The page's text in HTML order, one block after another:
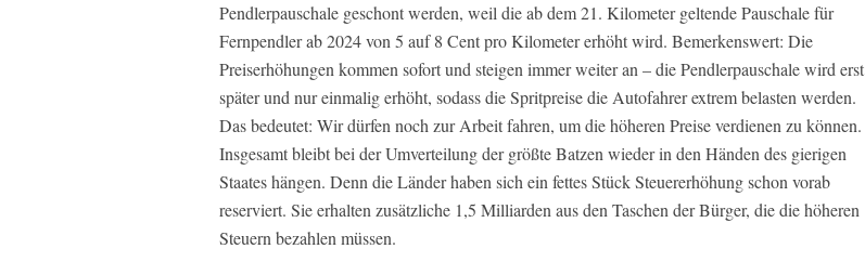
Pendlerpauschale geschont werden, weil die ab dem 21. Kilometer geltende Pauschale für
Fernpendler ab 2024 von 5 auf 8 Cent pro Kilometer erhöht wird. Bemerkenswert: Die
Preiserhöhungen kommen sofort und steigen immer weiter an – die Pendlerpauschale wird erst
später und nur einmalig erhöht, sodass die Spritpreise die Autofahrer extrem belasten werden.
Das bedeutet: Wir dürfen noch zur Arbeit fahren, um die höheren Preise verdienen zu können.
Insgesamt bleibt bei der Umverteilung der größte Batzen wieder in den Händen des gierigen
Staates hängen. Denn die Länder haben sich ein fettes Stück Steuererhöhung schon vorab
reserviert. Sie erhalten zusätzliche 1,5 Milliarden aus den Taschen der Bürger, die die höheren
Steuern bezahlen müssen.